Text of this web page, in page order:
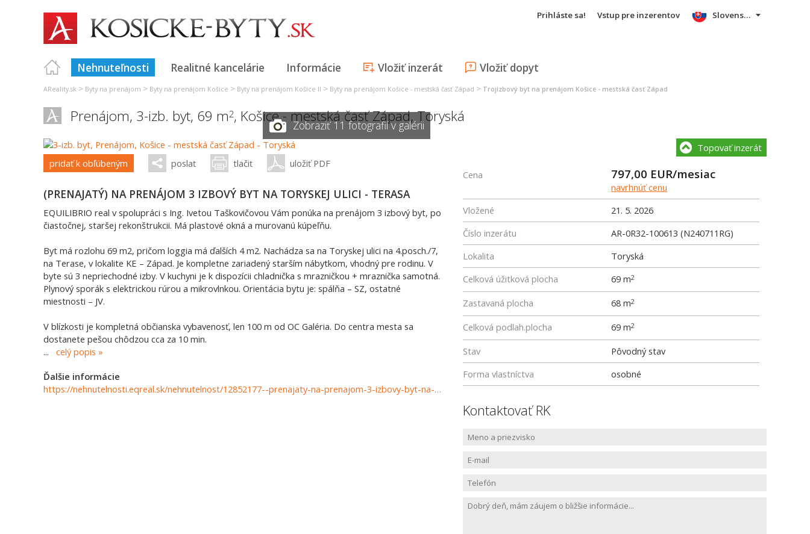
Prihláste sa! Vstup pre inzerentov
Nehnuteľnosti Realitné kancelárie Informácie Vložiť inzerát Vložiť dopyt
Slovensky
AReality.sk > Byty na prenájom > Byty na prenájom Košice > Byty na prenájom Košice II > Byty na prenájom Košice - mestská časť Západ > Trojizbový byt na prenájom Košice - mestská časť Západ
Prenájom, 3-izb. byt, 69 m2, Košice - mestská časť Západ,Toryská
Zobraziť 11 fotografií v galérii
pridať k obľúbeným poslať tlačiť uložiť PDF
(PRENAJATÝ) NA PRENÁJOM 3 IZBOVÝ BYT NA TORYSKEJ ULICI - TERASA
EQUILIBRIO real v spolupráci s Ing. Ivetou Taškovičovou Vám ponúka na prenájom 3 izbový byt, po
čiastočnej, staršej rekonštrukcii. Má plastové okná a murovanú kúpeľňu.
Byt má rozlohu 69 m2, pričom loggia má ďalších 4 m2. Nachádza sa na Toryskej ulici na 4.posch./7,
na Terase, v lokalite KE – Západ. Je kompletne zariadený starším nábytkom, vhodný pre rodinu. V
byte sú 3 nepriechodné izby. V kuchyni je k dispozícii chladnička s mrazničkou + mraznička samotná.
Plynový sporák s elektrickou rúrou a mikrovlnkou. Orientácia bytu je: spálňa – SZ, ostatné
miestnosti – JV.
V blízkosti je kompletná občianska vybavenosť, len 100 m od OC Galéria. Do centra mesta sa
dostanete pešou chôdzou cca za 10 min.
...
celý popis
Ďalšie informácie
https://nehnutelnosti.eqreal.sk/nehnutelnost/12852177--prenajaty-na-prenajom-3-izbovy-byt-na-toryskej-ulici-terasa
Topovať inzerát
Cena 797,00 EUR/mesiac
navrhnúť cenu
Vložené
21. 5. 2026
Číslo inzerátu
AR-0R32-100613 (N240711RG)
Lokalita
Toryská
Celková úžitková plocha
69 m2
Zastavaná plocha 68 m2
Celková podlah.plocha 69 m2
Stav
Pôvodný stav
Forma vlastníctva
osobné
Kontaktovať RK